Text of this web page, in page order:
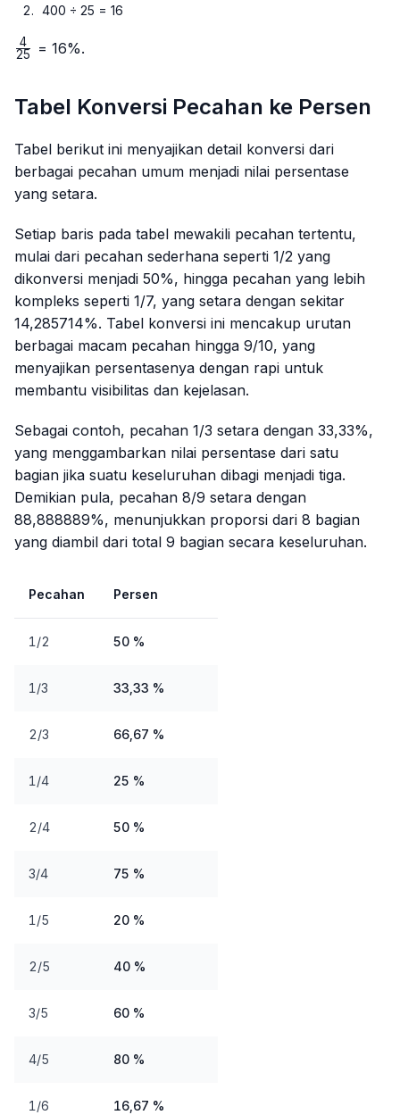
400 ÷ 25 = 16
\frac{4}
25
4 = 16%.
Tabel Konversi Pecahan ke Persen
Tabel berikut ini menyajikan detail konversi dari
berbagai pecahan umum menjadi nilai persentase
yang setara.
Setiap baris pada tabel mewakili pecahan tertentu,
mulai dari pecahan sederhana seperti 1/2 yang
dikonversi menjadi 50%, hingga pecahan yang lebih
kompleks seperti 1/7, yang setara dengan sekitar
14,285714%. Tabel konversi ini mencakup urutan
berbagai macam pecahan hingga 9/10, yang
menyajikan persentasenya dengan rapi untuk
membantu visibilitas dan kejelasan.
Sebagai contoh, pecahan 1/3 setara dengan 33,33%,
yang menggambarkan nilai persentase dari satu
bagian jika suatu keseluruhan dibagi menjadi tiga.
Demikian pula, pecahan 8/9 setara dengan
88,888889%, menunjukkan proporsi dari 8 bagian
yang diambil dari total 9 bagian secara keseluruhan.
Pecahan Persen
1/2 50 %
1/3 33,33 %
2/3 66,67 %
1/4 25 %
2/4 50 %
3/4 75 %
1/5 20 %
2/5 40 %
3/5 60 %
4/5 80 %
1/6 16,67 %